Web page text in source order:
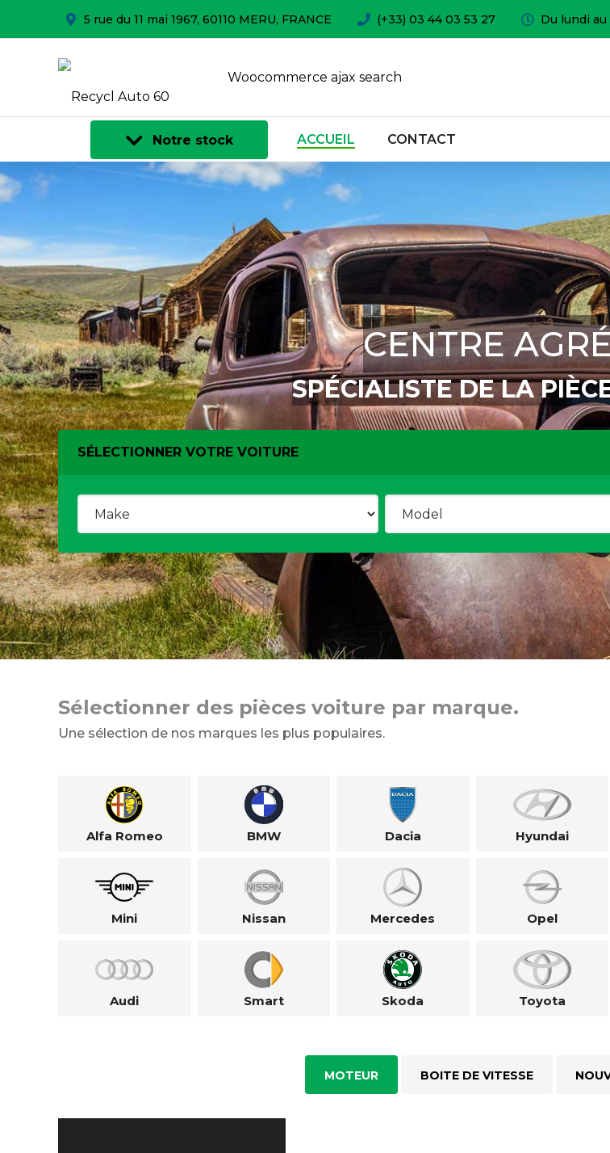
5 rue du 11 mai 1967, 60110 MERU, FRANCE (+33) 03 44 03 53 27 Du lundi au
Woocommerce ajax search
Notre stock ACCUEIL CONTACT
CENTRE
SPÉCIALISTE DE LA
SÉLECTIONNER VOTRE VOITURE
Sélectionner des pièces voiture par marque.
Une sélection de nos marques les plus populaires.
Alfa Romeo BMW Dacia Hyundai
Mini Nissan Mercedes Opel
Audi Smart Skoda Toyota
MOTEUR BOITE DE VITESSE